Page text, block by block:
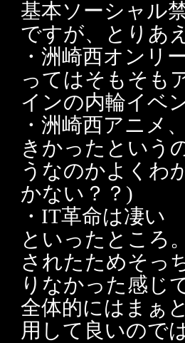
基本ソーシャル
ですが、とりあ
・洲崎西オンリ
ってはそもそも
インの内輪イベ
・洲崎西アニメ
きかったという
うなのかよくわ
かない？？)
・IT革命は凄い
といったところ
されたためそっ
りなかった感じ
全体的にはまぁ
用して良いので